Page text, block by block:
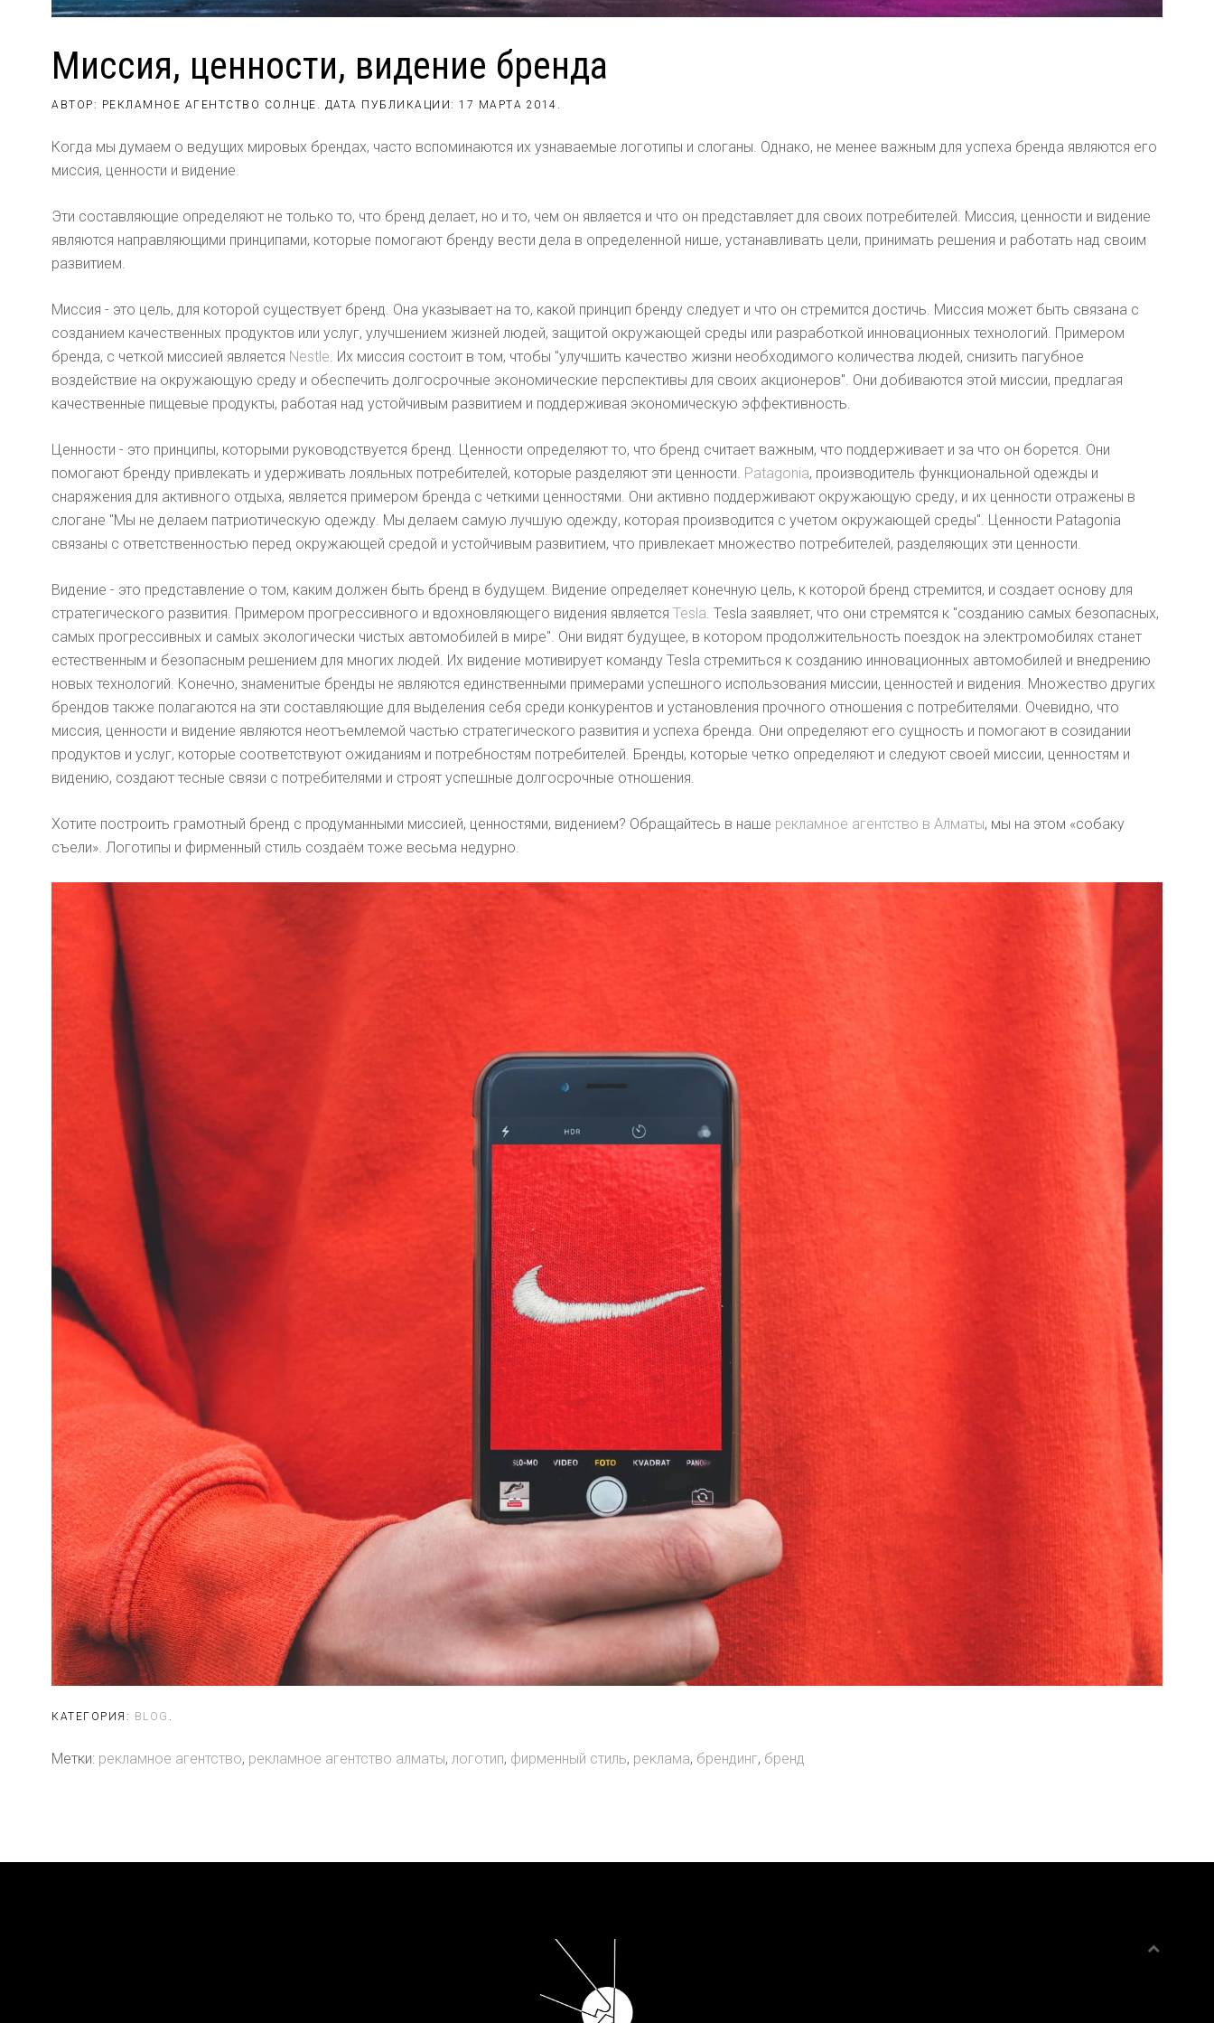
Миссия, ценности, видение бренда
АВТОР: РЕКЛАМНОЕ АГЕНТСТВО СОЛНЦЕ. ДАТА ПУБЛИКАЦИИ: 17 МАРТА 2014 .
Когда мы думаем о ведущих мировых брендах, часто вспоминаются их узнаваемые логотипы и слоганы. Однако, не менее важным для успеха бренда являются его
миссия, ценности и видение.
Эти составляющие определяют не только то, что бренд делает, но и то, чем он является и что он представляет для своих потребителей. Миссия, ценности и видение
являются направляющими принципами, которые помогают бренду вести дела в определенной нише, устанавливать цели, принимать решения и работать над своим
развитием.
Миссия - это цель, для которой существует бренд. Она указывает на то, какой принцип бренду следует и что он стремится достичь. Миссия может быть связана с
созданием качественных продуктов или услуг, улучшением жизней людей, защитой окружающей среды или разработкой инновационных технологий. Примером
бренда, с четкой миссией является Nestle. Их миссия состоит в том, чтобы "улучшить качество жизни необходимого количества людей, снизить пагубное
воздействие на окружающую среду и обеспечить долгосрочные экономические перспективы для своих акционеров". Они добиваются этой миссии, предлагая
качественные пищевые продукты, работая над устойчивым развитием и поддерживая экономическую эффективность.
Ценности - это принципы, которыми руководствуется бренд. Ценности определяют то, что бренд считает важным, что поддерживает и за что он борется. Они
помогают бренду привлекать и удерживать лояльных потребителей, которые разделяют эти ценности. Patagonia, производитель функциональной одежды и
снаряжения для активного отдыха, является примером бренда с четкими ценностями. Они активно поддерживают окружающую среду, и их ценности отражены в
слогане "Мы не делаем патриотическую одежду. Мы делаем самую лучшую одежду, которая производится с учетом окружающей среды". Ценности Patagonia
связаны с ответственностью перед окружающей средой и устойчивым развитием, что привлекает множество потребителей, разделяющих эти ценности.
Видение - это представление о том, каким должен быть бренд в будущем. Видение определяет конечную цель, к которой бренд стремится, и создает основу для
стратегического развития. Примером прогрессивного и вдохновляющего видения является Tesla. Tesla заявляет, что они стремятся к "созданию самых безопасных,
самых прогрессивных и самых экологически чистых автомобилей в мире". Они видят будущее, в котором продолжительность поездок на электромобилях станет
естественным и безопасным решением для многих людей. Их видение мотивирует команду Tesla стремиться к созданию инновационных автомобилей и внедрению
новых технологий. Конечно, знаменитые бренды не являются единственными примерами успешного использования миссии, ценностей и видения. Множество других
брендов также полагаются на эти составляющие для выделения себя среди конкурентов и установления прочного отношения с потребителями. Очевидно, что
миссия, ценности и видение являются неотъемлемой частью стратегического развития и успеха бренда. Они определяют его сущность и помогают в созидании
продуктов и услуг, которые соответствуют ожиданиям и потребностям потребителей. Бренды, которые четко определяют и следуют своей миссии, ценностям и
видению, создают тесные связи с потребителями и строят успешные долгосрочные отношения.
Хотите построить грамотный бренд с продуманными миссией, ценностями, видением? Обращайтесь в наше рекламное агентство в Алматы, мы на этом «собаку
съели». Логотипы и фирменный стиль создаём тоже весьма недурно.
КАТЕГОРИЯ: BLOG .
Метки: рекламное агентство, рекламное агентство алматы, логотип, фирменный стиль, реклама, брендинг, бренд